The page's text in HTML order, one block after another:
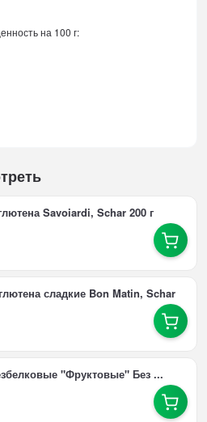
на 100 г:
Savoiardi, Schar 200 г
сладкие Bon Matin, Schar
"Фруктовые" Без ...